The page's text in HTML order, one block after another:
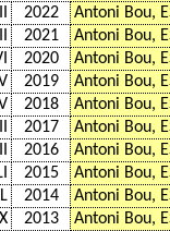
2022
Antoni Bou,
2021
Antoni Bou,
2020
Antoni Bou,
2019
Antoni Bou,
2018
Antoni Bou,
2017
Antoni Bou,
2016
Antoni Bou,
2015
Antoni Bou,
2014
Antoni Bou,
2013
Antoni Bou,